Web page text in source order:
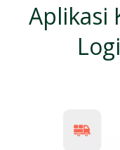
Aplikasi